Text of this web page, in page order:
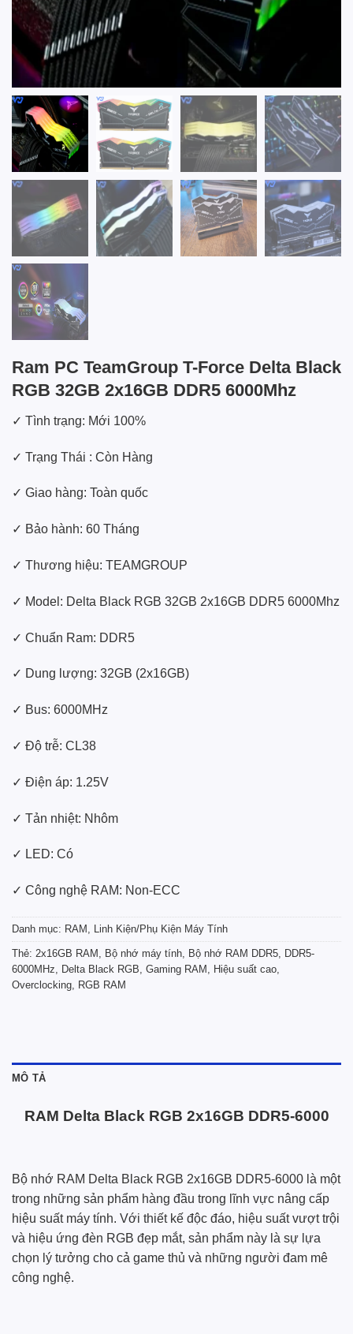
Ram PC TeamGroup T-Force Delta Black
RGB 32GB 2x16GB DDR5 6000Mhz
✓ Tình trạng: Mới 100%
✓ Trạng Thái : Còn Hàng
✓ Giao hàng: Toàn quốc
✓ Bảo hành: 60 Tháng
✓ Thương hiệu: TEAMGROUP
✓ Model: Delta Black RGB 32GB 2x16GB DDR5 6000Mhz
✓ Chuẩn Ram: DDR5
✓ Dung lượng: 32GB (2x16GB)
✓ Bus: 6000MHz
✓ Độ trễ: CL38
✓ Điện áp: 1.25V
✓ Tản nhiệt: Nhôm
✓ LED: Có
✓ Công nghệ RAM: Non-ECC
Danh mục: RAM Linh Kiện/Phụ Kiện Máy Tính
Thẻ: 2x16GB RAM Bộ nhớ máy tính Bộ nhớ RAM DDR5
DDR5-
6000MHz
Delta Black RGB Gaming RAM Hiệu suất cao
Overclocking
RGB RAM
MÔ TẢ
RAM Delta Black RGB 2x16GB DDR5-6000
Bộ nhớ RAM Delta Black RGB 2x16GB DDR5-6000 là một
trong những sản phẩm hàng đầu trong lĩnh vực nâng cấp
hiệu suất máy tính. Với thiết kế độc đáo, hiệu suất vượt trội
và hiệu ứng đèn RGB đẹp mắt, sản phẩm này là sự lựa
chọn lý tưởng cho cả game thủ và những người đam mê
công nghệ.